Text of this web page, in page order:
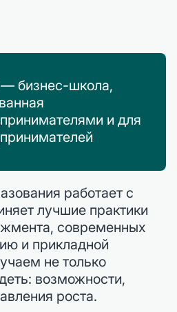
бизнес-школа,
и для
работает с
лучшие практики
современных
и прикладной
не только
возможности,
роста.